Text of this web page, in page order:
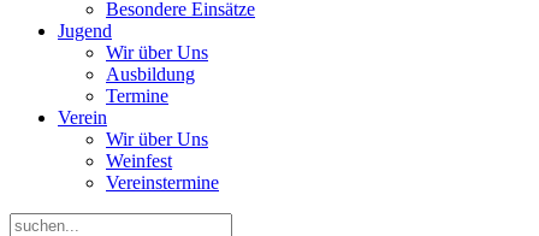
Besondere Einsätze
Jugend
Wir über Uns
Ausbildung
Termine
Verein
Wir über Uns
Weinfest
Vereinstermine